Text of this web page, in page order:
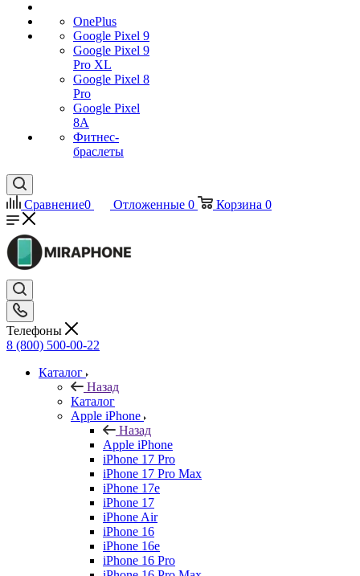
OnePlus
Google Pixel 9
Google Pixel 9
Pro XL
Google Pixel 8
Pro
Google Pixel
8A
Фитнес-
браслеты
Сравнение0 Отложенные 0 Корзина 0
Телефоны
8 (800) 500-00-22
Каталог
Назад
Каталог
Apple iPhone
Назад
Apple iPhone
iPhone 17 Pro
iPhone 17 Pro Max
iPhone 17e
iPhone 17
iPhone Air
iPhone 16
iPhone 16e
iPhone 16 Pro